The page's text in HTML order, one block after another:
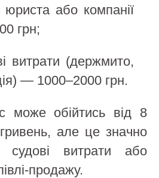
юриста або компанії
грн;
витрати (держмито,
— 1000–2000 грн.
може обійтись від 8
але це значно
витрати або
продажу.